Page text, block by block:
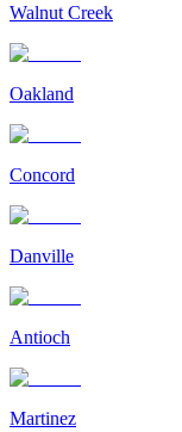
Walnut Creek
Oakland
Concord
Danville
Antioch
Martinez